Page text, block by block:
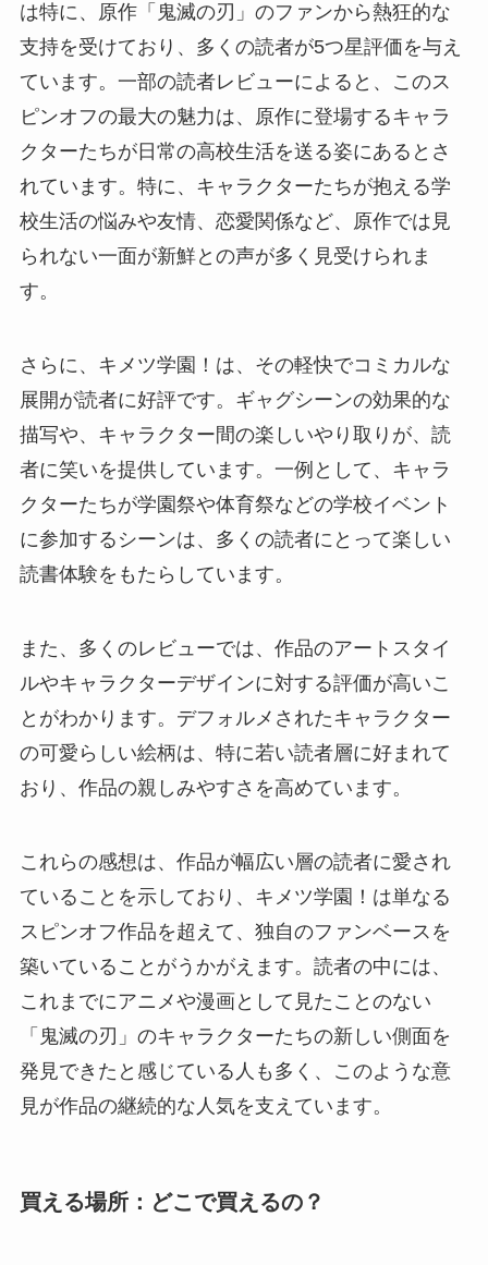
は特に、原作「鬼滅の刃」のファンから熱狂的な
支持を受けており、多くの読者が5つ星評価を与え
ています。一部の読者レビューによると、このス
ピンオフの最大の魅力は、原作に登場するキャラ
クターたちが日常の高校生活を送る姿にあるとさ
れています。特に、キャラクターたちが抱える学
校生活の悩みや友情、恋愛関係など、原作では見
られない一面が新鮮との声が多く見受けられま
す。
さらに、キメツ学園！は、その軽快でコミカルな
展開が読者に好評です。ギャグシーンの効果的な
描写や、キャラクター間の楽しいやり取りが、読
者に笑いを提供しています。一例として、キャラ
クターたちが学園祭や体育祭などの学校イベント
に参加するシーンは、多くの読者にとって楽しい
読書体験をもたらしています。
また、多くのレビューでは、作品のアートスタイ
ルやキャラクターデザインに対する評価が高いこ
とがわかります。デフォルメされたキャラクター
の可愛らしい絵柄は、特に若い読者層に好まれて
おり、作品の親しみやすさを高めています。
これらの感想は、作品が幅広い層の読者に愛され
ていることを示しており、キメツ学園！は単なる
スピンオフ作品を超えて、独自のファンベースを
築いていることがうかがえます。読者の中には、
これまでにアニメや漫画として見たことのない
「鬼滅の刃」のキャラクターたちの新しい側面を
発見できたと感じている人も多く、このような意
見が作品の継続的な人気を支えています。
買える場所：どこで買えるの？